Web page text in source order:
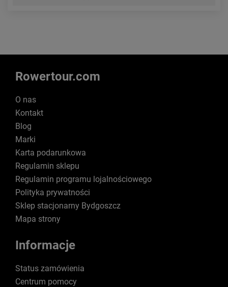
Rowertour.com
O nas
Kontakt
Blog
Marki
Karta podarunkowa
Regulamin sklepu
Regulamin programu lojalnościowego
Polityka prywatności
Sklep stacjonarny Bydgoszcz
Mapa strony
Informacje
Status zamówienia
Centrum pomocy